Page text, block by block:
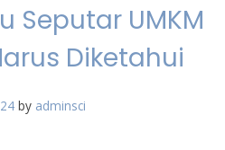
Seputar UMKM
Diketahui
by adminsci